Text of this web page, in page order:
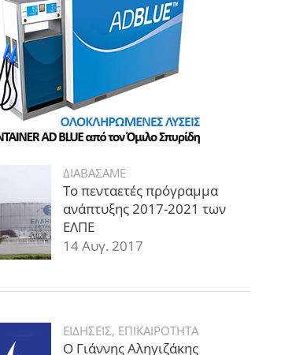
ΔΙΑΒΑΣΑΜΕ
Το πενταετές πρόγραμμα
ανάπτυξης 2017-2021 των
ΕΛΠΕ
14 Αυγ. 2017
ΕΙΔΗΣΕΙΣ, ΕΠΙΚΑΙΡΟΤΗΤΑ
Ο Γιάννης Αληγιζάκης